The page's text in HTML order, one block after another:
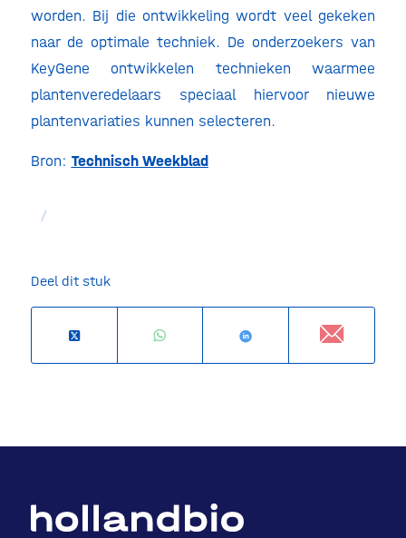
worden. Bij die ontwikkeling wordt veel gekeken
naar de optimale techniek. De onderzoekers van
KeyGene ontwikkelen technieken waarmee
plantenveredelaars speciaal hiervoor nieuwe
plantenvariaties kunnen selecteren.
Bron: Technisch Weekblad
/
Deel dit stuk